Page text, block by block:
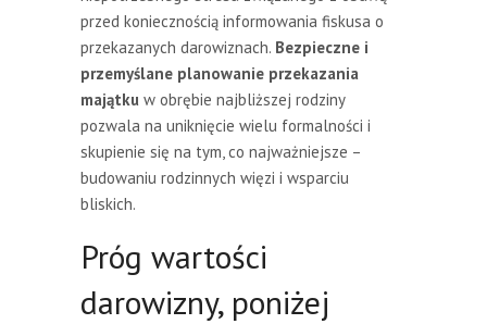
przed koniecznością informowania fiskusa o
przekazanych darowiznach. Bezpieczne i
przemyślane planowanie przekazania
majątku w obrębie najbliższej rodziny
pozwala na uniknięcie wielu formalności i
skupienie się na tym, co najważniejsze –
budowaniu rodzinnych więzi i wsparciu
bliskich.
Próg wartości
darowizny, poniżej